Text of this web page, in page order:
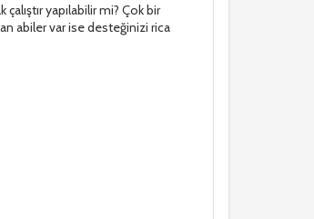
yapılabilir mi? Çok bir
abiler var ise desteğinizi rica